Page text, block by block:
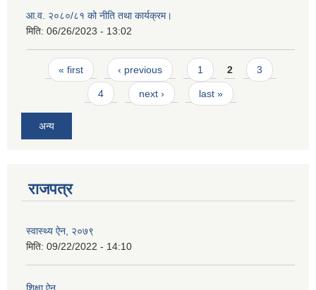
आ.व. २०८०/८१ को नीति तथा कार्यक्रम।
मिति: 06/26/2023 - 13:02
Pages
« first ‹ previous 1 2 3
4 next › last »
अन्य
राजपत्र
स्वास्थ्य ऐन, २०७९
मिति: 09/22/2022 - 14:10